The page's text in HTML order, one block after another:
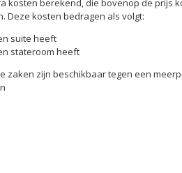
kosten berekend, die bovenop de
Deze kosten bedragen als volgt:
suite heeft
stateroom heeft
zaken zijn beschikbaar tegen een